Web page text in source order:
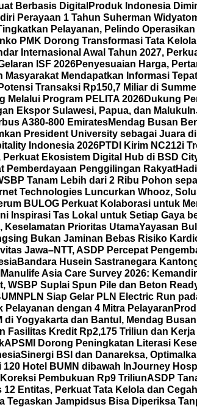
Berbasis Digital Produk Indonesia
Perayaan 1 Tahun Suherman
Pelayanan, Pelindo
PMK Dorong Transformasi Tata
Internasional Awal Tahun 2027,
ISF 2026Penyesuaian Harga,
Masyarakat Mendapatkan Informasi Tepat
Transaksi Rp150,7 Miliar di
Melalui Program PELITA 2026Dukung
Ekspor Sulawesi, Papua, dan Maluku
A380-800 EmiratesMendag Busan
President University sebagai Juara
Indonesia 2026PTDI Kirim NC212i
Perkuat Ekosistem Digital Hub di BSD
Pemberdayaan Penggilingan Rakyat
Tanam Lebih dari 2 Ribu Pohon
Technologies Luncurkan Whooz,
BULOG Perkuat Kolaborasi untuk
Ini Inspirasi Tas Lokal untuk Setiap Gaya
Keselamatan Prioritas UtamaYayasan
Bukan Jaminan Bebas Risiko
Jawa–NTT, ASDP Percepat
Bandara Husein Sastranegara
Manulife Asia Care Survey 2026:
WSBP Suplai Spun Pile dan Beton
PLN Siap Gelar PLN Electric Run
Pelayanan dengan 4 Mitra Pelayaran
di Yogyakarta dan Bantul, Mendag
Fasilitas Kredit Rp2,175 Triliun dan Kerja
APSMI Dorong Peningkatan Literasi
Sinergi BSI dan Danareksa,
120 Hotel BUMN dibawah InJourney
Pembukuan Rp9 TriliunASDP
12 Entitas, Perkuat Tata Kelola dan
Tegaskan Jampidsus Bisa Diperiksa